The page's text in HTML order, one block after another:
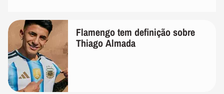
Flamengo tem definição sobre
Thiago Almada